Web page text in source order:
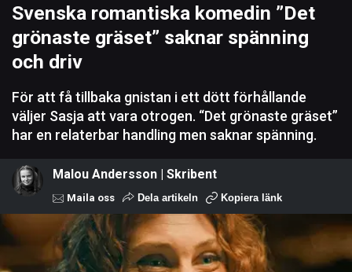
Svenska romantiska komedin ”Det
grönaste gräset” saknar spänning
och driv
För att få tillbaka gnistan i ett dött förhållande
väljer Sasja att vara otrogen. “Det grönaste gräset”
har en relaterbar handling men saknar spänning.
Malou Andersson | Skribent
Maila oss Dela artikeln Kopiera länk